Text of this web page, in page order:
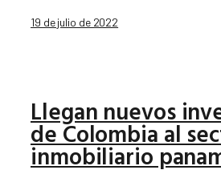
19 de julio de 2022
Llegan nuevos
de Colombia al
inmobiliario